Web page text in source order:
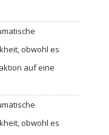
obwohl es
auf eine
obwohl es